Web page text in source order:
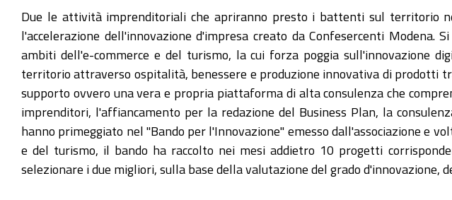
Due le attività imprenditoriali che apriranno presto i battenti sul territorio
l'accelerazione dell'innovazione d'impresa creato da Confesercenti
ambiti dell'e-commerce e del turismo, la cui forza poggia sull'innovazione
territorio attraverso ospitalità, benessere e produzione innovativa di prodotti
supporto ovvero una vera e propria piattaforma di alta consulenza che
imprenditori, l'affiancamento per la redazione del Business Plan, la
hanno primeggiato nel "Bando per l'Innovazione" emesso dall'associazione e
e del turismo, il bando ha raccolto nei mesi addietro 10 progetti
selezionare i due migliori, sulla base della valutazione del grado